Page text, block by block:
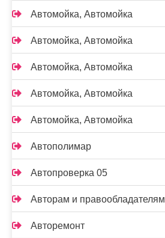
Автомойка, Автомойка
Автомойка, Автомойка
Автомойка, Автомойка
Автомойка, Автомойка
Автомойка, Автомойка
Автополимар
Автопроверка 05
Авторам и правообладателям
Авторемонт